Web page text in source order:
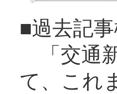
■過去記
「交通
て、これ